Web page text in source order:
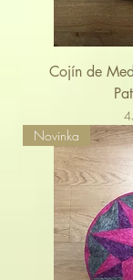
Cojín de
Novinka